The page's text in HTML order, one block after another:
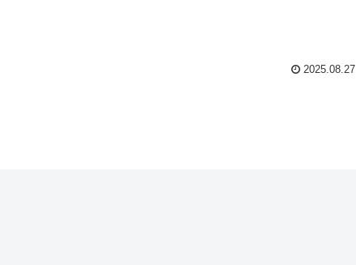
2025.08.27